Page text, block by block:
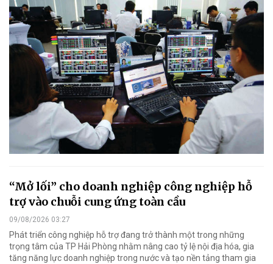
“Mở lối” cho doanh nghiệp công nghiệp hỗ
trợ vào chuỗi cung ứng toàn cầu
09/08/2026 03:27
Phát triển công nghiệp hỗ trợ đang trở thành một trong những
trọng tâm của TP Hải Phòng nhằm nâng cao tỷ lệ nội địa hóa, gia
tăng năng lực doanh nghiệp trong nước và tạo nền tảng tham gia